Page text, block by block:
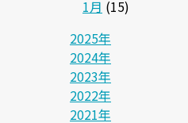
1月 (15)
2025年
2024年
2023年
2022年
2021年